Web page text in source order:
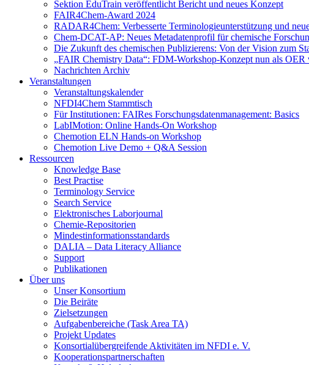
Sektion EduTrain veröffentlicht Bericht und neues Konzept
FAIR4Chem-Award 2024
RADAR4Chem: Verbesserte Terminologieunterstützung und
Chem-DCAT-AP: Neues Metadatenprofil für chemische
Die Zukunft des chemischen Publizierens: Von der Vision zum
„FAIR Chemistry Data“: FDM-Workshop-Konzept nun als OER
Nachrichten Archiv
Veranstaltungen
Veranstaltungskalender
NFDI4Chem Stammtisch
Für Institutionen: FAIRes Forschungsdatenmanagement: Basics
LabIMotion: Online Hands-On Workshop
Chemotion ELN Hands-on Workshop
Chemotion Live Demo + Q&A Session
Ressourcen
Knowledge Base
Best Practise
Terminology Service
Search Service
Elektronisches Laborjournal
Chemie-Repositorien
Mindestinformationsstandards
DALIA – Data Literacy Alliance
Support
Publikationen
Über uns
Unser Konsortium
Die Beiräte
Zielsetzungen
Aufgabenbereiche (Task Area TA)
Projekt Updates
Konsortialübergreifende Aktivitäten im NFDI e. V.
Kooperationspartnerschaften